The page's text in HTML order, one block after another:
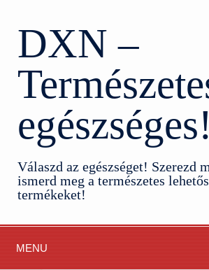
DXN –
egészséges!
Válaszd az egészséget! Szerezd
ismerd meg a természetes
termékeket!
MENU